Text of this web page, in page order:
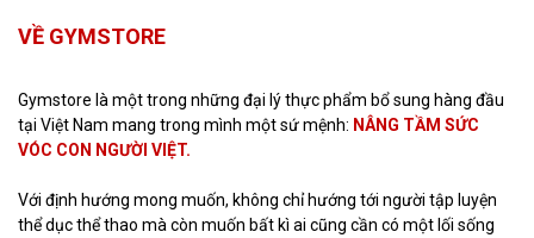
VỀ GYMSTORE
Gymstore là một trong những đại lý thực phẩm bổ sung hàng đầu
tại Việt Nam mang trong mình một sứ mệnh: NÂNG TẦM SỨC
VÓC CON NGƯỜI VIỆT.
Với định hướng mong muốn, không chỉ hướng tới người tập luyện
thể dục thể thao mà còn muốn bất kì ai cũng cần có một lối sống